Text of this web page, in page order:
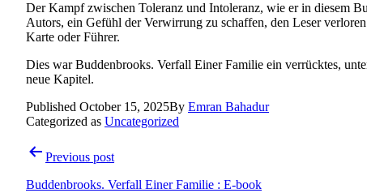
Der Kampf zwischen Toleranz und Intoleranz, wie er in diesem
Autors, ein Gefühl der Verwirrung zu schaffen, den Leser
Karte oder Führer.
Dies war Buddenbrooks. Verfall Einer Familie ein verrücktes,
neue Kapitel.
Published October 15, 2025By Emran Bahadur
Categorized as Uncategorized
PostPrevious post
Buddenbrooks. Verfall Einer Familie : E-book